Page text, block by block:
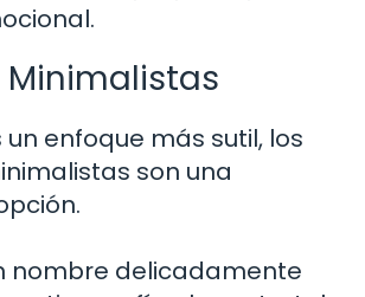
Minimalistas
un enfoque más sutil, los
son una
nombre delicadamente